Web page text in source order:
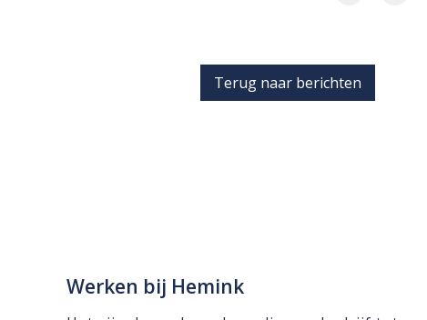
Terug naar berichten
Werken bij Hemink